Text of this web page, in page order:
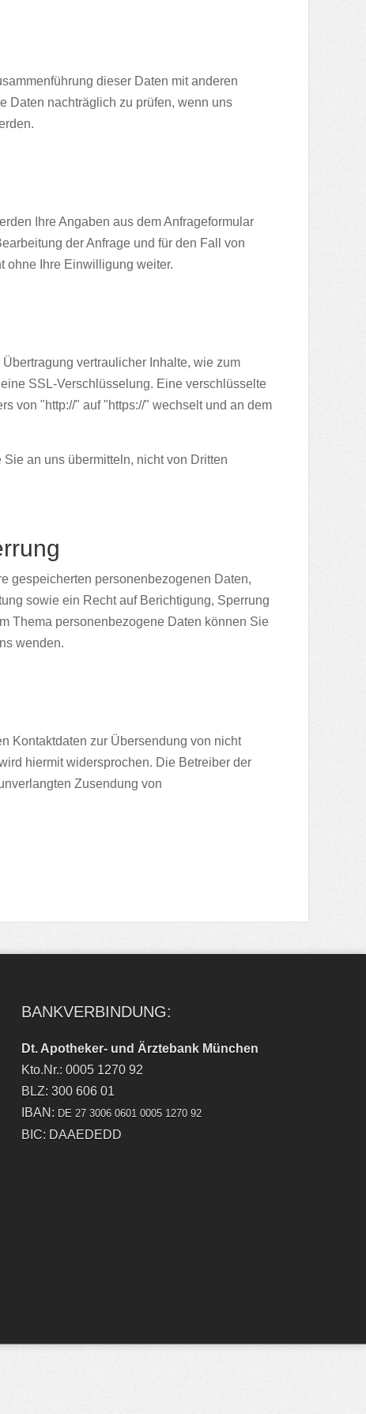
dieser Daten mit anderen
Daten nachträglich zu prüfen, wenn uns
Ihre Angaben aus dem Anfrageformular
der Anfrage und für den Fall von
ohne Ihre Einwilligung weiter.
vertraulicher Inhalte, wie zum
SSL-Verschlüsselung. Eine verschlüsselte
von "http://" auf "https://" wechselt und an dem
an uns übermitteln, nicht von Dritten
gespeicherten personenbezogenen Daten,
sowie ein Recht auf Berichtigung, Sperrung
Thema personenbezogene Daten können Sie
wenden.
Kontaktdaten zur Übersendung von nicht
hiermit widersprochen. Die Betreiber der
Zusendung von
BANKVERBINDUNG:
Dt. Apotheker- und Ärztebank München
Kto.Nr.: 0005 1270 92
BLZ: 300 606 01
IBAN: DE 27 3006 0601 0005 1270 92
BIC: DAAEDEDD